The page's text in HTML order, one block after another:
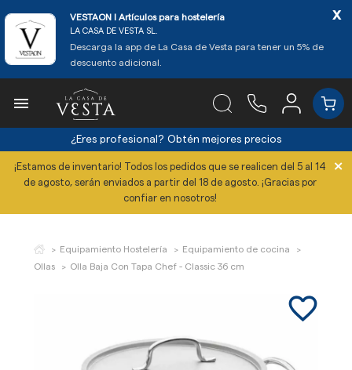
VESTAON l Artículos para hostelería
LA CASA DE VESTA SL.
Descarga la app de La Casa de Vesta para tener un 5% de
descuento adicional.
x

¿Eres profesional? Obtén mejores precios
¡Estamos de inventario! Todos los pedidos que se realicen del 5 al 14
de agosto, serán enviados a partir del 18 de agosto. ¡Gracias por
confiar en nosotros!
×
Equipamiento Hostelería
Equipamiento de cocina
Ollas
Olla Baja Con Tapa Chef - Classic 36 cm
favorite_border